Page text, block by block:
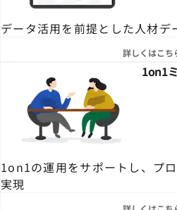
データ活用を前提とした人材デ
詳しくはこち
1on1
1on1の運用をサポートし、プ
実現